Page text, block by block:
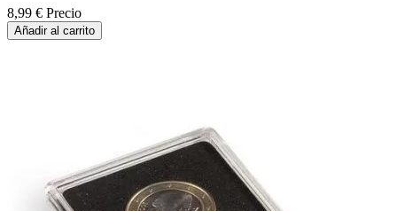
8,99 € Precio
Añadir al carrito